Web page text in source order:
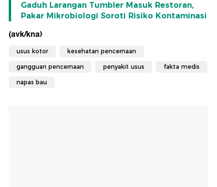
Gaduh Larangan Tumbler Masuk Restoran,
Pakar Mikrobiologi Soroti Risiko Kontaminasi
(avk/kna)
usus kotor kesehatan pencernaan
gangguan pencernaan penyakit usus fakta medis
napas bau